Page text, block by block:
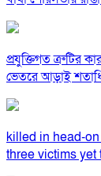
প্রযুক্তিগত ত্রুটির
ভেতরে আড়াই
killed in head-
three victims